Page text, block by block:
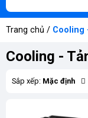
Trang chủ / Cooling
Cooling -
Sắp xếp: Mặc định